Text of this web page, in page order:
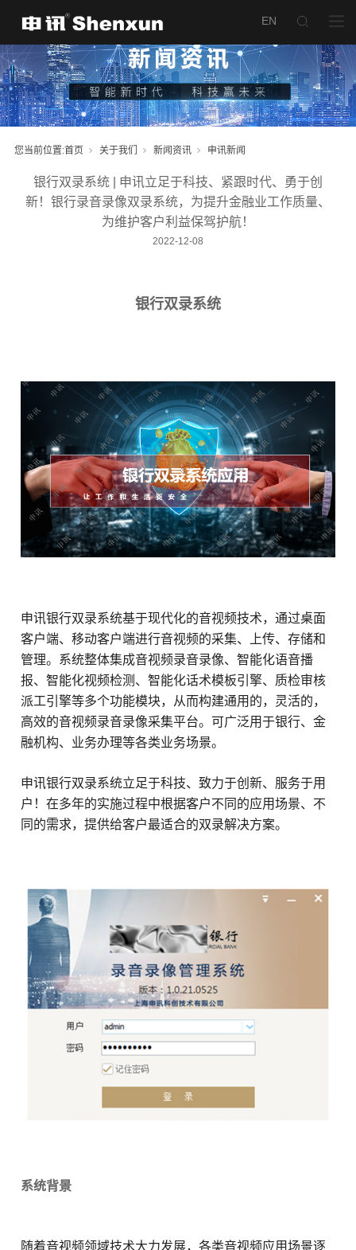
您当前位置:首页 关于我们 新闻资讯 申讯新闻
银行双录系统 | 申讯立足于科技、紧跟时代、勇于创
新！银行录音录像双录系统，为提升金融业工作质量、
为维护客户利益保驾护航！
2022-12-08
银行双录系统
申讯银行双录系统基于现代化的音视频技术，通过桌面
客户端、移动客户端进行音视频的采集、上传、存储和
管理。系统整体集成音视频录音录像、智能化语音播
报、智能化视频检测、智能化话术模板引擎、质检审核
派工引擎等多个功能模块，从而构建通用的，灵活的，
高效的音视频录音录像采集平台。可广泛用于银行、金
融机构、业务办理等各类业务场景。
申讯银行双录系统立足于科技、致力于创新、服务于用
户！在多年的实施过程中根据客户不同的应用场景、不
同的需求，提供给客户最适合的双录解决方案。
系统背景
随着音视频领域技术大力发展，各类音视频应用场景逐